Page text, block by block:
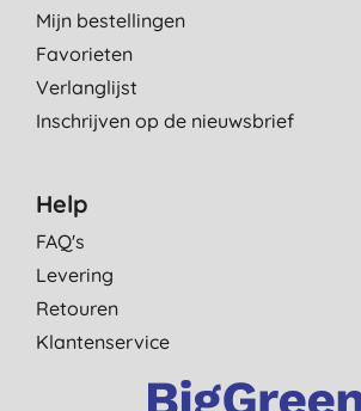
Mijn bestellingen
Favorieten
Verlanglijst
Inschrijven op de nieuwsbrief
Help
FAQ's
Levering
Retouren
Klantenservice